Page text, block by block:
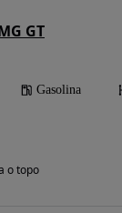
GT
Gasolina
o topo